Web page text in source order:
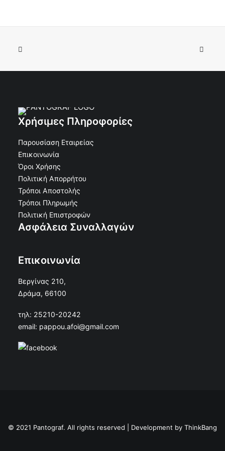
Χρήσιμες Πληροφορίες
Παρουσίαση Εταιρείας
Επικοινωνία
Όροι Χρήσης
Πολιτική Απορρήτου
Τρόποι Αποστολής
Τρόποι Πληρωμής
Πολιτική Επιστροφών
Ασφάλεια Συναλλαγών
Επικοινωνία
Βεργίνας 210,
Δράμα, 66100
τηλ: 25210-20242
email: pappou.afoi@gmail.com
© 2021 Pantograf. All rights reserved | Development by ThinkBang